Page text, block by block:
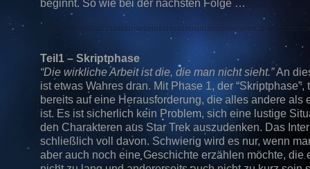
beginnt. So wie bei der nächsten Folge …
Teil1 – Skriptphase
“Die wirkliche Arbeit ist die, die man nicht sieht.”An
ist etwas Wahres dran. Mit Phase 1, der “Skriptphase”,
bereits auf eine Herausforderung, die alles andere als
ist. Es ist sicherlich kein Problem, sich eine lustige
den Charakteren aus Star Trek auszudenken. Das
schließlich voll davon. Schwierig wird es nur, wenn
aber auch noch eine Geschichte erzählen möchte, die